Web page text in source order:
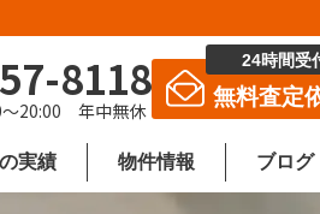
8118
～20:00 年中無休
24時間受
無料査定
実績 物件情報 ブログ